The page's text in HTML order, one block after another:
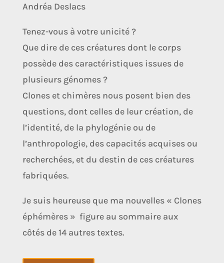
Andréa Deslacs
Tenez-vous à votre unicité ?
Que dire de ces créatures dont le corps
possède des caractéristiques issues de
plusieurs génomes ?
Clones et chimères nous posent bien des
questions, dont celles de leur création, de
l’identité, de la phylogénie ou de
l’anthropologie, des capacités acquises ou
recherchées, et du destin de ces créatures
fabriquées.
Je suis heureuse que ma nouvelles « Clones
éphémères » figure au sommaire aux
côtés de 14 autres textes.